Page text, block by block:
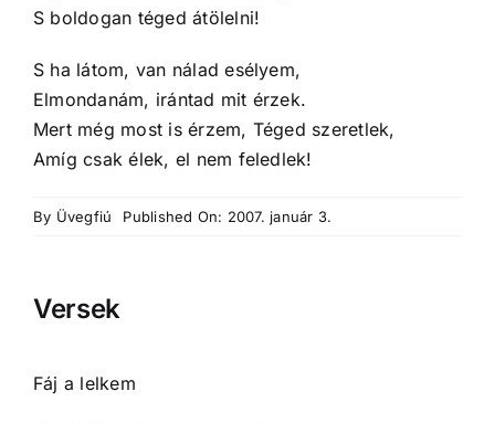
S boldogan téged átölelni!
S ha látom, van nálad esélyem,
Elmondanám, irántad mit érzek.
Mert még most is érzem, Téged szeretlek,
Amíg csak élek, el nem feledlek!
By Üvegfiú Published On: 2007. január 3.
Versek
Fáj a lelkem